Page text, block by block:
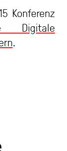
Konferenz
Digitale
.